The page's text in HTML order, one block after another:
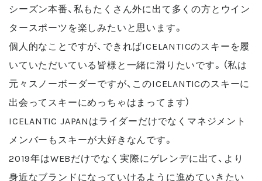
シーズン本番、私もたくさん外に出て多くの方とウイン
タースポーツを楽しみたいと思います。
個人的なことですが、できればICELANTICのスキーを履
いていただいている皆様と一緒に滑りたいです。（私は
元々スノーボーダーですが、このICELANTICのスキーに
出会ってスキーにめっちゃはまってます）
ICELANTIC JAPANはライダーだけでなくマネジメント
メンバーもスキーが大好きなんです。
2019年はWEBだけでなく実際にゲレンデに出て、より
身近なブランドになっていけるように進めていきたい